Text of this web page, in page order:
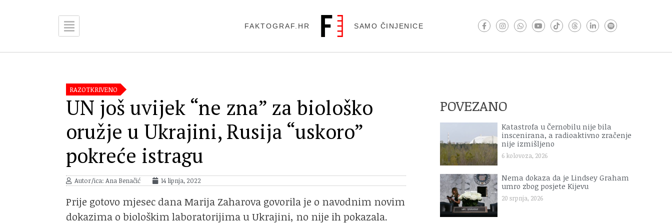
FAKTOGRAF.HR SAMO ČINJENICE
RAZOTKRIVENO
UN još uvijek “ne zna” za biološko
oružje u Ukrajini, Rusija “uskoro”
pokreće istragu
Autor/ica: Ana Benačić 14 lipnja, 2022
Prije gotovo mjesec dana Marija Zaharova govorila je o navodnim novim
dokazima o biološkim laboratorijima u Ukrajini, no nije ih pokazala.
POVEZANO
Katastrofa u Černobilu nije bila
inscenirana, a radioaktivno zračenje
nije izmišljeno
6 kolovoza, 2026
Nema dokaza da je Lindsey Graham
umro zbog posjete Kijevu
20 srpnja, 2026